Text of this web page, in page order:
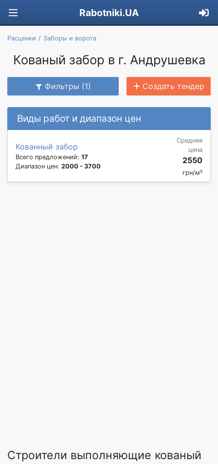
Rabotniki.UA
Расценки Заборы и ворота
Кованый забор в г. Андрушевка
Фильтры (1) Создать тендер
Виды работ и диапазон цен
Кованный забор
Всего предложений: 17
Диапазон цен: 2000 - 3700
Средняя
цена
2550
грн/м²
Строители выполняющие кованый